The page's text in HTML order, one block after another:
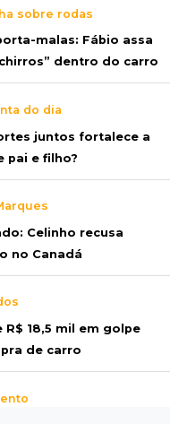
sobre rodas
malas: Fábio assa
dentro do carro
do dia
juntos fortalece a
pai e filho?
Celinho recusa
no Canadá
R$ 18,5 mil em golpe
de carro